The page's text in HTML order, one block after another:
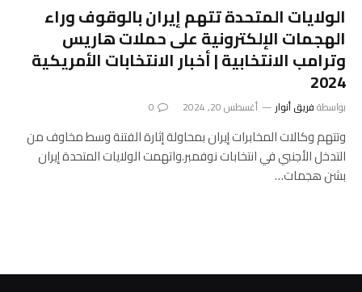
الولايات المتحدة تتهم إيران بالوقوف وراء
الهجمات الإلكترونية على حملات هاريس
وترامب الانتخابية | أخبار الانتخابات الأمريكية
2024
بواسطةفريق أنوار أغسطس 20, 2024 0
وتتهم وكالات المخابرات إيران بمحاولة إثارة الفتنة وسط مخاوف من
التدخل الأجنبي في انتخابات نوفمبر.واتهمت الولايات المتحدة إيران
بشن هجمات…